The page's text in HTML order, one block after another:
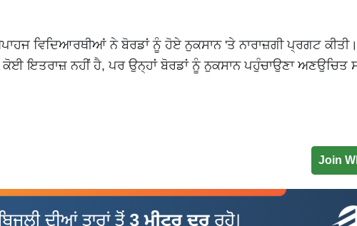
ਵਿਦਿਆਰਥੀਆਂ ਨੇ ਬੋਰਡਾਂ ਨੂੰ ਹੋਏ ਨੁਕਸਾਨ 'ਤੇ ਨਾਰਾਜ਼ਗੀ ਪ੍ਰਗਟ
ਕੋਈ ਇਤਰਾਜ਼ ਨਹੀਂ ਹੈ, ਪਰ ਉਨ੍ਹਾਂ ਬੋਰਡਾਂ ਨੂੰ ਨੁਕਸਾਨ ਪਹੁੰਚਾਉਣਾ ਅਣਉਚਿਤ
Join